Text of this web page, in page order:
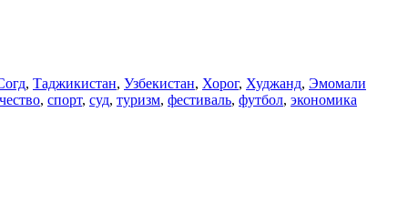
, Таджикистан, Узбекистан, Хорог, Худжанд, Эмомали
, спорт, суд, туризм, фестиваль, футбол, экономика